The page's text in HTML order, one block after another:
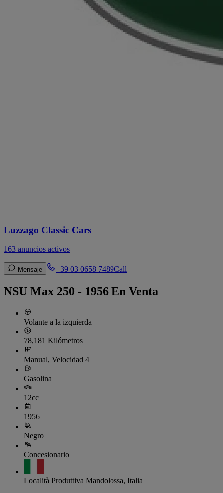
Luzzago Classic Cars
163 anuncios activos
Mensaje +39 03 0658 7489Call
NSU Max 250 - 1956 En Venta
Volante a la izquierda
78,181 Kilómetros
Manual, Velocidad 4
Gasolina
12cc
1956
Negro
Concesionario
Località Produttiva Mandolossa, Italia